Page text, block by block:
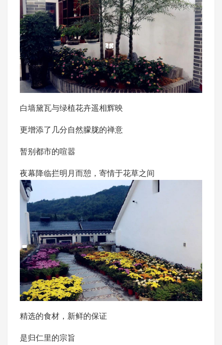
白墙黛瓦与绿植花卉遥相辉映
更增添了几分自然朦胧的禅意
暂别都市的喧嚣
夜幕降临拦明月而憩，寄情于花草之间
精选的食材，新鲜的保证
是归仁里的宗旨